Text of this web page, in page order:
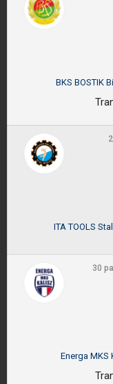
BKS BOSTIK
ITA TOOLS
30
Energa MKS